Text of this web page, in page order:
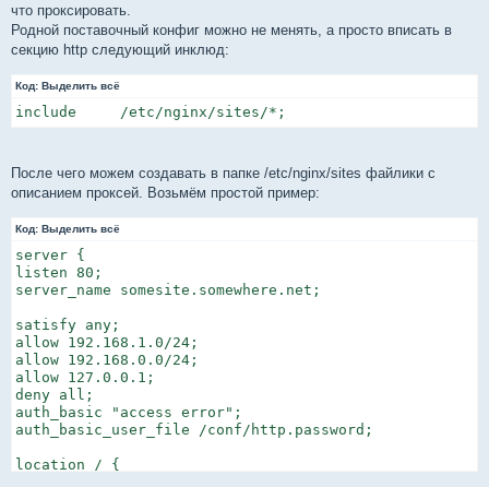
что проксировать.
Родной поставочный конфиг можно не менять, а просто вписать в
секцию http следующий инклюд:
Код: Выделить всё
include     /etc/nginx/sites/*;
После чего можем создавать в папке /etc/nginx/sites файлики с
описанием проксей. Возьмём простой пример:
Код: Выделить всё
server {
listen 80;
server_name somesite.somewhere.net;
satisfy any;
allow 192.168.1.0/24;
allow 192.168.0.0/24;
allow 127.0.0.1;
deny all;
auth_basic "access error";
auth_basic_user_file /conf/http.password;
location / {